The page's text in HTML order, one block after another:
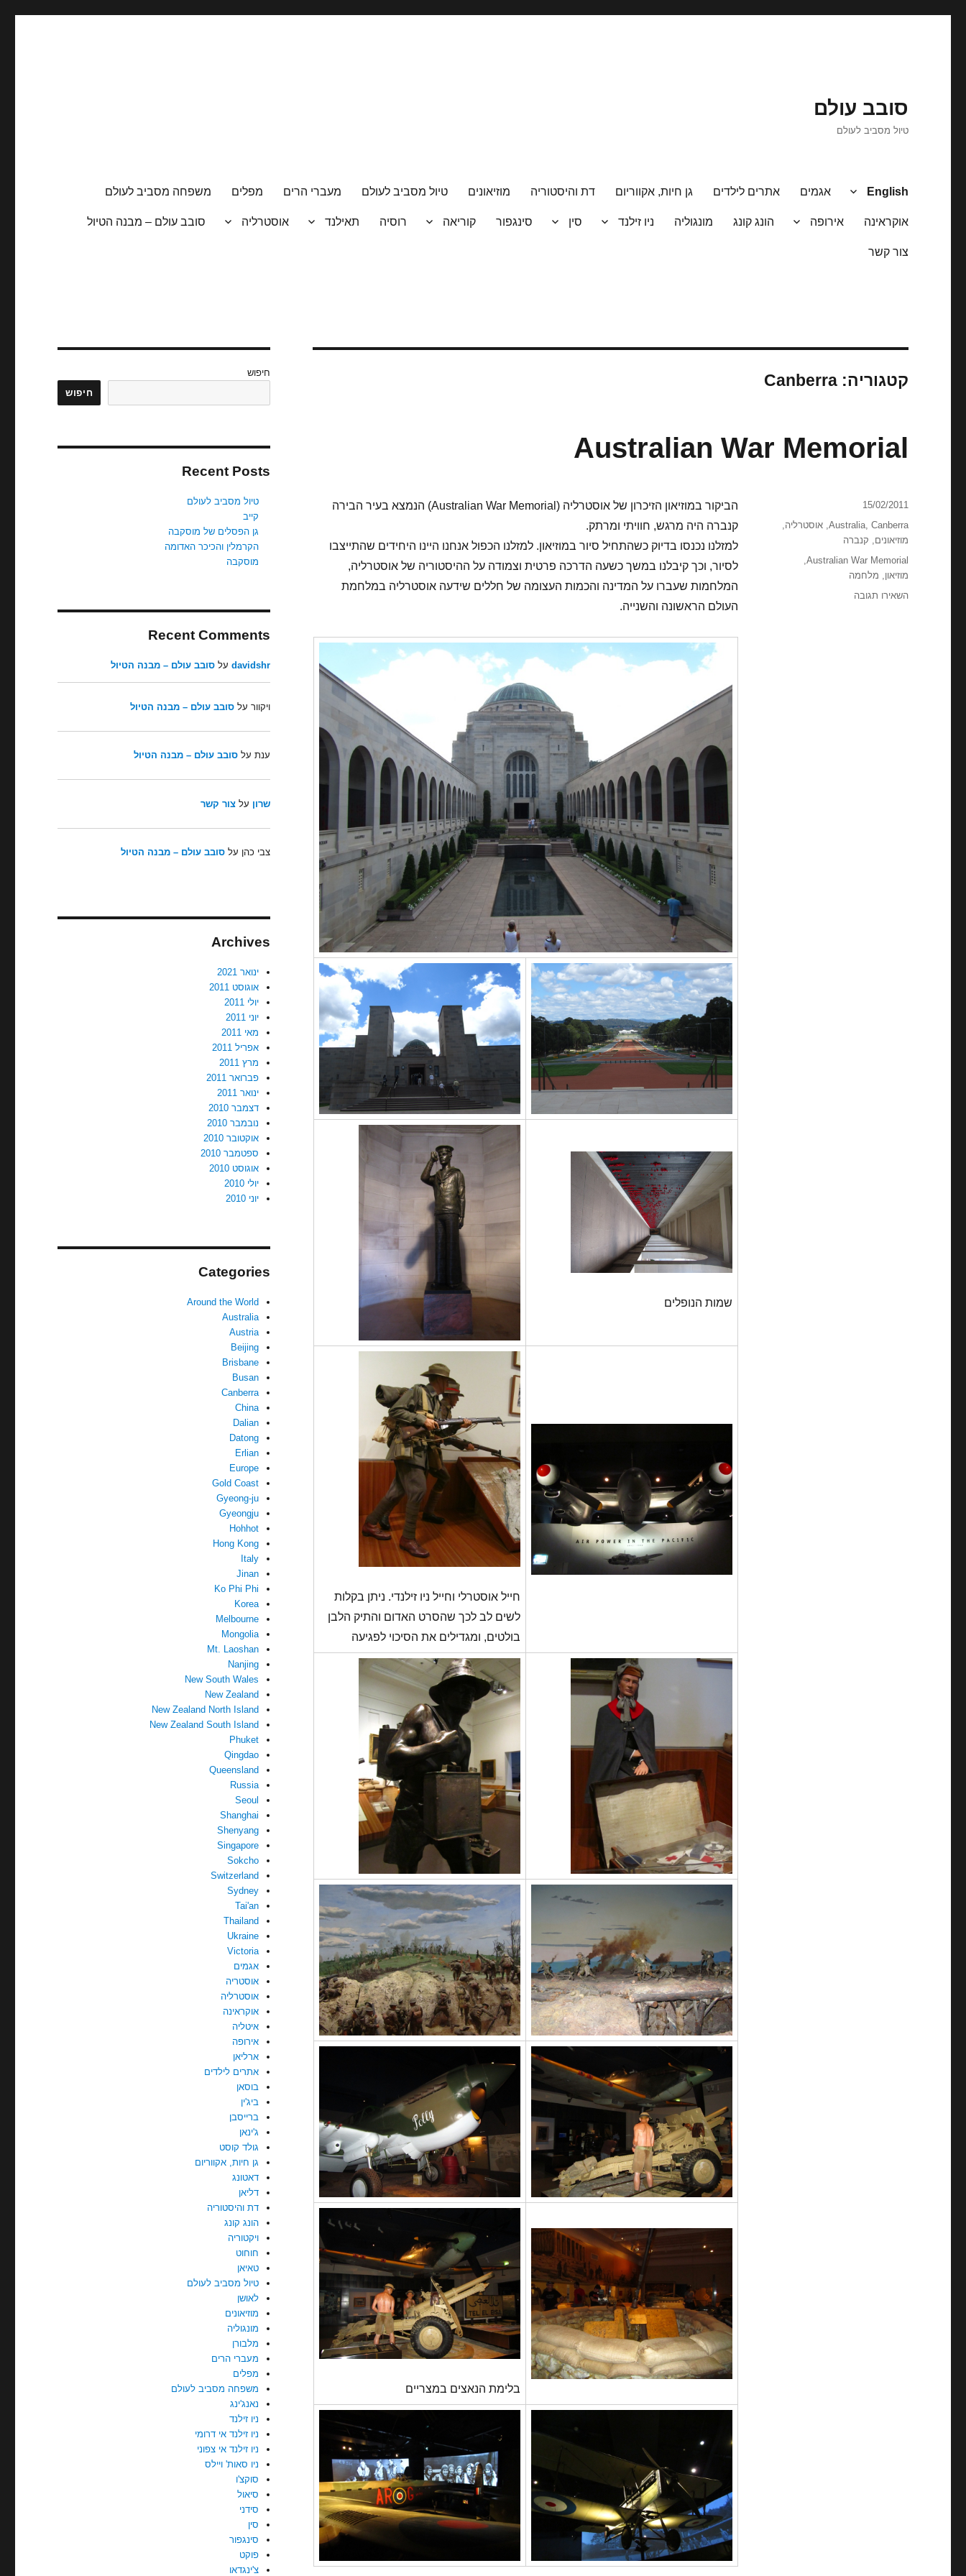
סובב עולם
טיול מסביב לעולם
English אגמים אתרים לילדים גן חיות, אקווריום דת והיסטוריה מוזיאונים טיול מסביב לעולם מעברי הרים מפלים משפחה מסביב לעולם
אוקראינה אירופה הונג קונג מונגוליה ניו זילנד סין סינגפור קוריאה רוסיה תאילנד אוסטרליה סובב עולם – מבנה הטיול
צור קשר
קטגוריה:Canberra
Australian War Memorial
הביקור במוזיאון הזיכרון של אוסטרליה (Australian War Memorial) הנמצא בעיר הבירה
קנברה היה מרגש, חוויתי ומרתק.
למזלנו נכנסו בדיוק כשהתחיל סיור במוזיאון. למזלנו הכפול אנחנו היינו היחידים שהתייצבו
לסיור, וכך קיבלנו במשך כשעה הדרכה פרטית וצמודה על ההיסטוריה של אוסטרליה,
המלחמות שעברו על המדינה והכמות העצומה של חללים שידעה אוסטרליה במלחמת
העולם הראשונה והשנייה.
שמות הנופלים
חייל אוסטרלי וחייל ניו זילנדי. ניתן בקלות
לשים לב לכך שהסרט האדום והתיק הלבן
בולטים, ומגדילים את הסיכוי לפגיעה
בלימת הנאצים במצריים
פורסם
בתאריך
15/02/2011
קטגוריות
Australia, Canberra
,אוסטרליה,
מוזיאונים, קנברה
תגיות
Australian War Memorial
,
מוזיאון, מלחמה
השאירו תגובה
חיפוש
חיפוש
Recent Posts
טיול מסביב לעולם
קייב
גן הפסלים של מוסקבה
הקרמלין והכיכר האדומה
מוסקבה
Recent Comments
davidshrעל סובב עולם – מבנה הטיול
ויקוורעל סובב עולם – מבנה הטיול
ענתעל סובב עולם – מבנה הטיול
שרון על צור קשר
צבי כהן על סובב עולם – מבנה הטיול
Archives
ינואר 2021
אוגוסט 2011
יולי 2011
יוני 2011
מאי 2011
אפריל 2011
מרץ 2011
פברואר 2011
ינואר 2011
דצמבר 2010
נובמבר 2010
אוקטובר 2010
ספטמבר 2010
אוגוסט 2010
יולי 2010
יוני 2010
Categories
Around the World
Australia
Austria
Beijing
Brisbane
Busan
Canberra
China
Dalian
Datong
Erlian
Europe
Gold Coast
Gyeong-ju
Gyeongju
Hohhot
Hong Kong
Italy
Jinan
Ko Phi Phi
Korea
Melbourne
Mongolia
Mt. Laoshan
Nanjing
New South Wales
New Zealand
New Zealand North Island
New Zealand South Island
Phuket
Qingdao
Queensland
Russia
Seoul
Shanghai
Shenyang
Singapore
Sokcho
Switzerland
Sydney
Tai'an
Thailand
Ukraine
Victoria
אגמים
אוסטריה
אוסטרליה
אוקראינה
איטליה
אירופה
ארליאן
אתרים לילדים
בוסאן
ביג'ין
ברייסבן
ג'ינאן
גולד קוסט
גן חיות, אקווריום
דאטונג
דליאן
דת והיסטוריה
הונג קונג
ויקטוריה
חוחוט
טאיאן
טיול מסביב לעולם
לאושן
מוזיאונים
מונגוליה
מלבורן
מעברי הרים
מפלים
משפחה מסביב לעולם
נאנג'ינג
ניו זילנד
ניו זילנד אי דרומי
ניו זילנד אי צפוני
ניו סאות' ויילס
סוקצ'ו
סיאול
סידני
סין
סינגפור
פוקט
צ'ינגדאו